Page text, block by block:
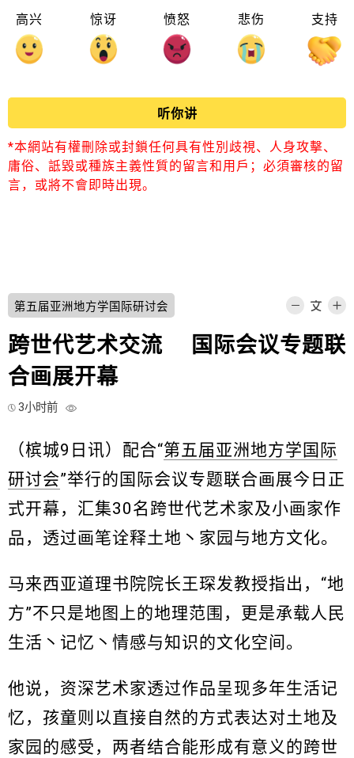
高兴 惊讶 愤怒 悲伤 支持
听你讲
*本網站有權刪除或封鎖任何具有性別歧視、人身攻擊、
庸俗、詆毀或種族主義性質的留言和用戶；必須審核的留
言，或將不會即時出現。
第五届亚洲地方学国际研讨会
跨世代艺术交流 国际会议专题联
合画展开幕
3小时前
（槟城9日讯）配合“第五届亚洲地方学国际
研讨会”举行的国际会议专题联合画展今日正
式开幕，汇集30名跨世代艺术家及小画家作
品，透过画笔诠释土地丶家园与地方文化。
马来西亚道理书院院长王琛发教授指出，“地
方”不只是地图上的地理范围，更是承载人民
生活丶记忆丶情感与知识的文化空间。
他说，资深艺术家透过作品呈现多年生活记
忆，孩童则以直接自然的方式表达对土地及
家园的感受，两者结合能形成有意义的跨世